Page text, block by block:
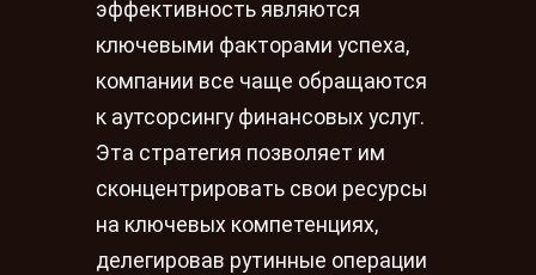
эффективность являются
ключевыми факторами успеха,
компании все чаще обращаются
к аутсорсингу финансовых услуг.
Эта стратегия позволяет им
сконцентрировать свои ресурсы
на ключевых компетенциях,
делегировав рутинные операции